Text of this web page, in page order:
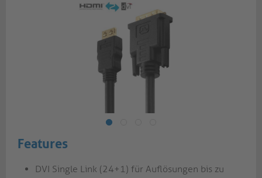
Features
DVI Single Link (24+1) für Auflösungen bis zu